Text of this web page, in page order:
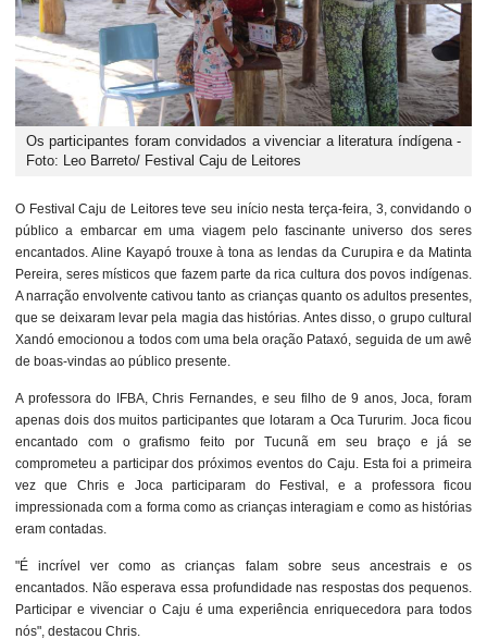
Os participantes foram convidados a vivenciar a literatura índígena -
Foto: Leo Barreto/ Festival Caju de Leitores
O Festival Caju de Leitores teve seu início nesta terça-feira, 3, convidando o
público a embarcar em uma viagem pelo fascinante universo dos seres
encantados. Aline Kayapó trouxe à tona as lendas da Curupira e da Matinta
Pereira, seres místicos que fazem parte da rica cultura dos povos indígenas.
A narração envolvente cativou tanto as crianças quanto os adultos presentes,
que se deixaram levar pela magia das histórias. Antes disso, o grupo cultural
Xandó emocionou a todos com uma bela oração Pataxó, seguida de um awê
de boas-vindas ao público presente.
A professora do IFBA, Chris Fernandes, e seu filho de 9 anos, Joca, foram
apenas dois dos muitos participantes que lotaram a Oca Tururim. Joca ficou
encantado com o grafismo feito por Tucunã em seu braço e já se
comprometeu a participar dos próximos eventos do Caju. Esta foi a primeira
vez que Chris e Joca participaram do Festival, e a professora ficou
impressionada com a forma como as crianças interagiam e como as histórias
eram contadas.
"É incrível ver como as crianças falam sobre seus ancestrais e os
encantados. Não esperava essa profundidade nas respostas dos pequenos.
Participar e vivenciar o Caju é uma experiência enriquecedora para todos
nós", destacou Chris.